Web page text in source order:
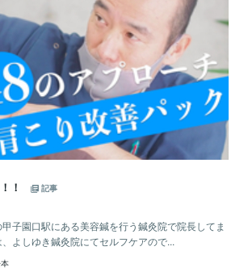
！
記事
子園口駅にある美容鍼を行う鍼灸院で院長してま
よしゆき鍼灸院にてセルフケアので...